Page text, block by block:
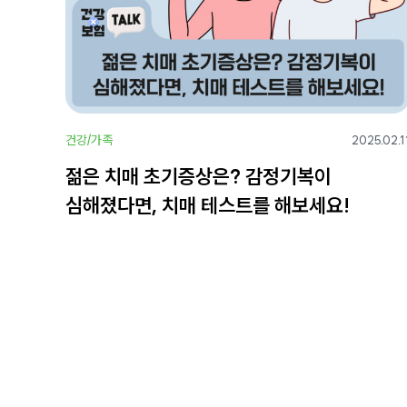
건강/가족
젊은 치매 초기증상은? 감정기복이
심해졌다면, 치매 테스트를 해보세요!